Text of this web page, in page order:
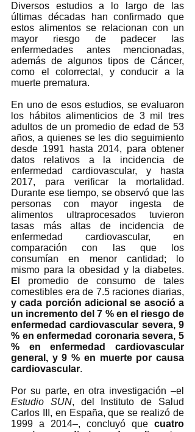
Diversos estudios a lo largo de las
últimas décadas han confirmado que
estos alimentos se relacionan con un
mayor riesgo de padecer las
enfermedades antes mencionadas,
además de algunos tipos de Cáncer,
como el colorrectal, y conducir a la
muerte prematura.
En uno de esos estudios, se evaluaron
los hábitos alimenticios de 3 mil tres
adultos de un promedio de edad de 53
años, a quienes se les dio seguimiento
desde 1991 hasta 2014, para obtener
datos relativos a la incidencia de
enfermedad cardiovascular, y hasta
2017, para verificar la mortalidad.
Durante ese tiempo, se observó que las
personas con mayor ingesta de
alimentos ultraprocesados tuvieron
tasas más altas de incidencia de
enfermedad cardiovascular, en
comparación con las que los
consumían en menor cantidad; lo
E l promedio de consumo de tales
comestibles era de 7.5 raciones diarias,
y cada porción adicional se asoció a
un incremento del 7 % en el riesgo de
enfermedad cardiovascular severa, 9
% en enfermedad coronaria severa, 5
% en enfermedad cardiovascular
general, y 9 % en muerte por causa
cardiovascular.
Estudio SUN, del Instituto de Salud
Carlos III, en España, que se realizó de
1999 a 2014–, concluyó que cuatro